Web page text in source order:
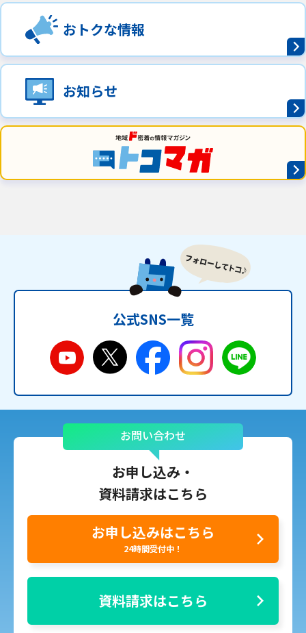
おトクな情報
お知らせ
公式SNS一覧
お問い合わせ
お申し込み・
資料請求はこちら
お申し込みはこちら
24時間受付中！
資料請求はこちら